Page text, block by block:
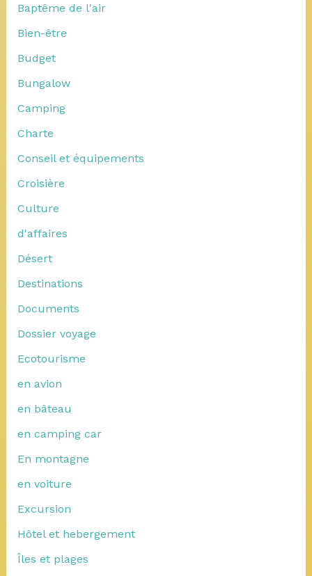
Baptême de l'air
Bien-être
Budget
Bungalow
Camping
Charte
Conseil et équipements
Croisière
Culture
d'affaires
Désert
Destinations
Documents
Dossier voyage
Ecotourisme
en avion
en bâteau
en camping car
En montagne
en voiture
Excursion
Hôtel et hebergement
Îles et plages